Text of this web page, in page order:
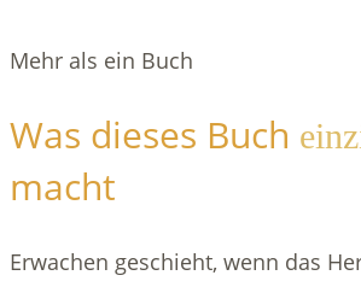
Mehr als ein Buch
Was dieses Buch
macht
Erwachen geschieht, wenn das